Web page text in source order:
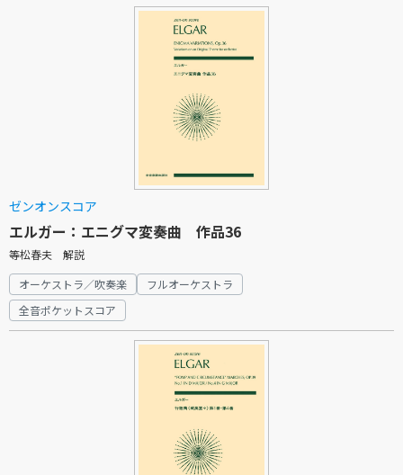
ゼンオンスコア
エルガー：エニグマ変奏曲 作品36
等松春夫 解説
オーケストラ／吹奏楽
フルオーケストラ
全音ポケットスコア